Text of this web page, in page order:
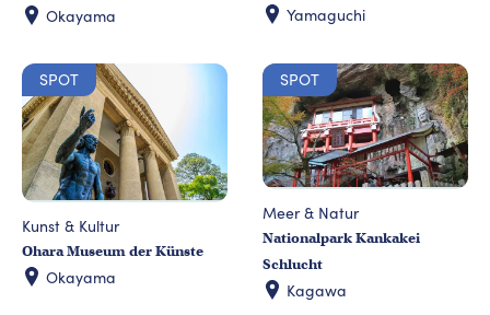
Okayama Yamaguchi
SPOT
Kunst & Kultur
Ohara Museum der Künste
Okayama
SPOT
Meer & Natur
Nationalpark Kankakei
Schlucht
Kagawa